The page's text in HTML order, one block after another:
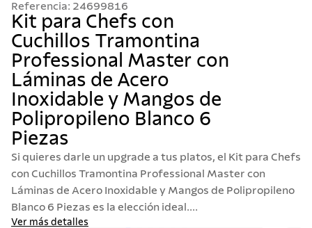
Referencia: 24699816
Kit para Chefs con
Cuchillos Tramontina
Professional Master con
Láminas de Acero
Inoxidable y Mangos de
Polipropileno Blanco 6
Piezas
Si quieres darle un upgrade a tus platos, el Kit para Chefs
con Cuchillos Tramontina Professional Master con
Láminas de Acero Inoxidable y Mangos de Polipropileno
Blanco 6 Piezas es la elección ideal....
Ver más detalles
2.
sarten
3.
cubiertos
4 .
acero inoxidable
5.
ollas
6.
grano
7.
cuchillo
8.
solar
9.
termo
10. allegra